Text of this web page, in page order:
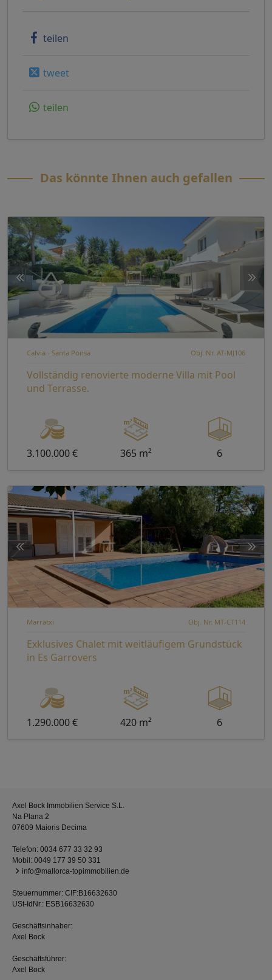
teilen
tweet
teilen
Das könnte Ihnen auch gefallen
Calvia - Santa Ponsa Obj. Nr. AT-MJ106
Vollständig renovierte moderne Villa mit Pool
und Terrasse.
3.100.000 € 365 m² 6
Marratxi Obj. Nr. MT-CT114
Exklusives Chalet mit weitläufigem Grundstück
in Es Garrovers
1.290.000 € 420 m² 6
Axel Bock Immobilien Service S.L.
Na Plana 2
07609 Maioris Decima
Telefon: 0034 677 33 32 93
Mobil: 0049 177 39 50 331
info@mallorca-topimmobilien.de
Steuernummer: CIF:B16632630
USt-IdNr.: ESB16632630
Geschäftsinhaber:
Axel Bock
Geschäftsführer:
Axel Bock